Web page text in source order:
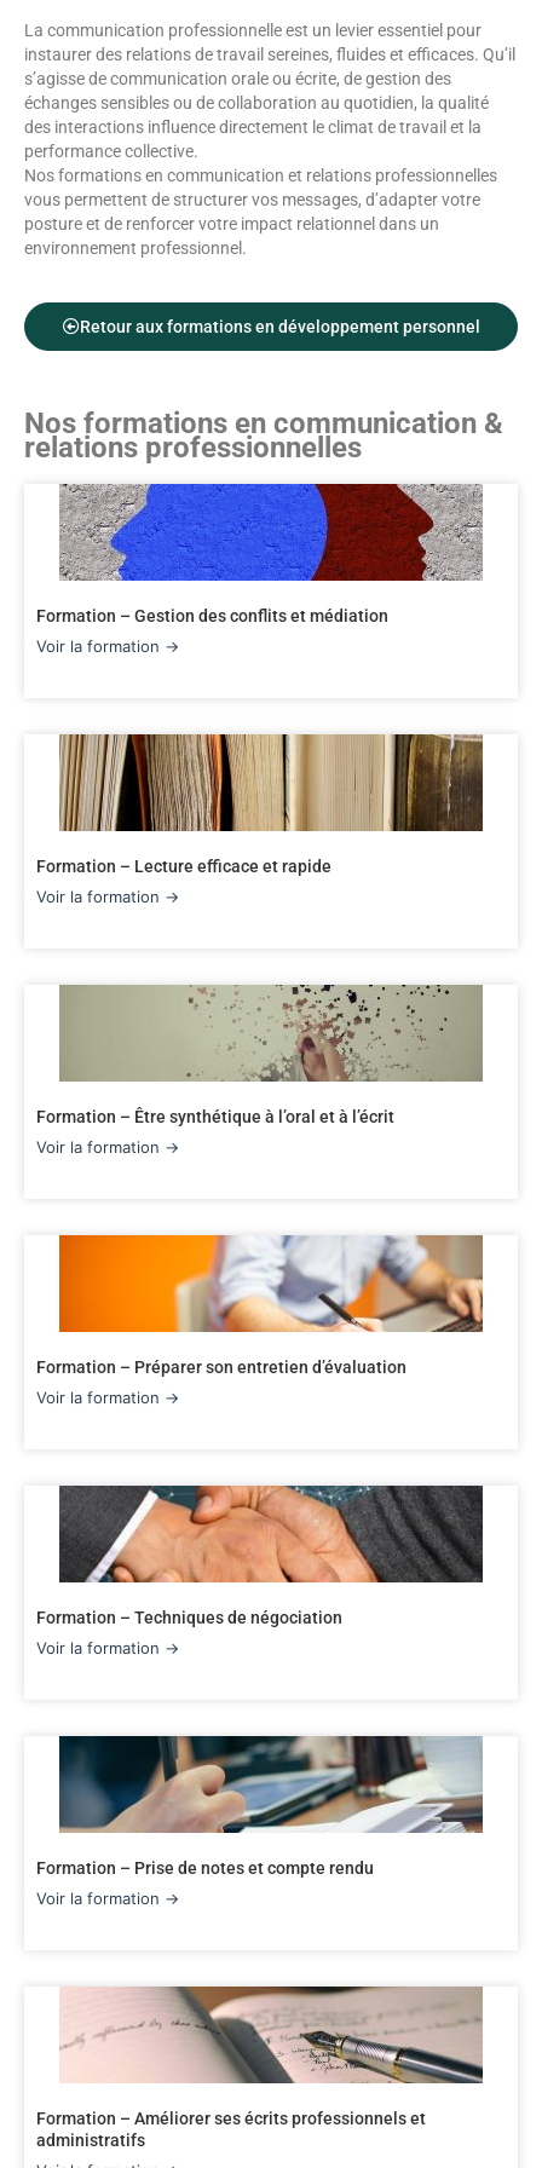
La communication professionnelle est un levier essentiel pour
instaurer des relations de travail sereines, fluides et efficaces. Qu’il
s’agisse de communication orale ou écrite, de gestion des
échanges sensibles ou de collaboration au quotidien, la qualité
des interactions influence directement le climat de travail et la
performance collective.
Nos formations en communication et relations professionnelles
vous permettent de structurer vos messages, d’adapter votre
posture et de renforcer votre impact relationnel dans un
environnement professionnel.
Retour aux formations en développement personnel
Nos formations en communication &
relations professionnelles
Formation – Gestion des conflits et médiation
Voir la formation →
Formation – Lecture efficace et rapide
Voir la formation →
Formation – Être synthétique à l’oral et à l’écrit
Voir la formation →
Formation – Préparer son entretien d’évaluation
Voir la formation →
Formation – Techniques de négociation
Voir la formation →
Formation – Prise de notes et compte rendu
Voir la formation →
Formation – Améliorer ses écrits professionnels et
administratifs